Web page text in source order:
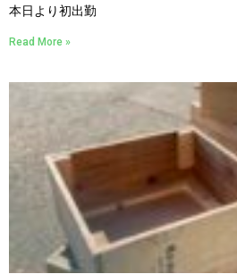
本日より初出勤
Read More »